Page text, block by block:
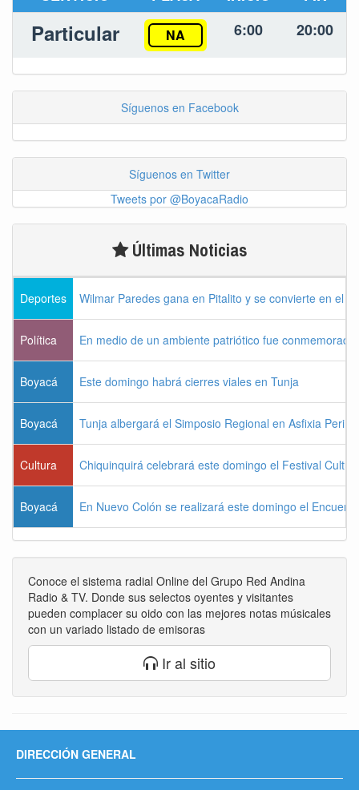
Particular NA 6:00 20:00
Síguenos en Facebook
Síguenos en Twitter
Tweets por @BoyacaRadio
Últimas Noticias
Deportes Wilmar Paredes gana en Pitalito y se convierte en el
Política En medio de un ambiente patriótico fue
Boyacá Este domingo habrá cierres viales en Tunja
Boyacá Tunja albergará el Simposio Regional en Asfixia
Cultura Chiquinquirá celebrará este domingo el Festival
Boyacá En Nuevo Colón se realizará este domingo el
Conoce el sistema radial Online del Grupo Red Andina
Radio & TV. Donde sus selectos oyentes y visitantes
pueden complacer su oido con las mejores notas músicales
con un variado listado de emisoras
Ir al sitio
DIRECCIÓN GENERAL